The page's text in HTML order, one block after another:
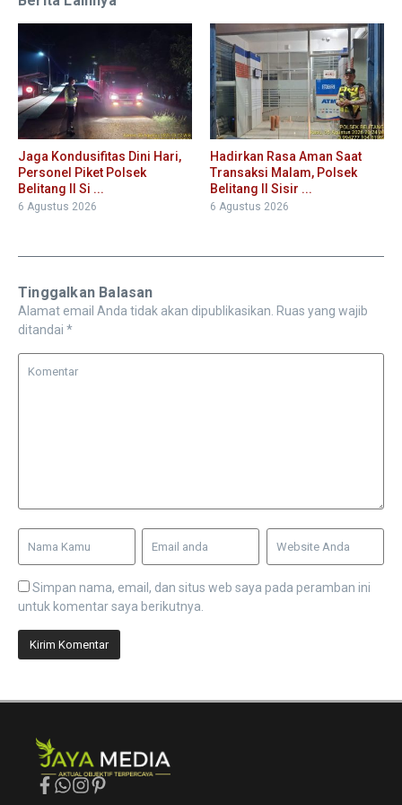
Jaga Kondusifitas Dini Hari,
Personel Piket Polsek
Belitang II Si ...
6 Agustus 2026
Hadirkan Rasa Aman Saat
Transaksi Malam, Polsek
Belitang II Sisir ...
6 Agustus 2026
Tinggalkan Balasan
Alamat email Anda tidak akan dipublikasikan. Ruas yang wajib
ditandai *
Simpan nama, email, dan situs web saya pada peramban ini
untuk komentar saya berikutnya.